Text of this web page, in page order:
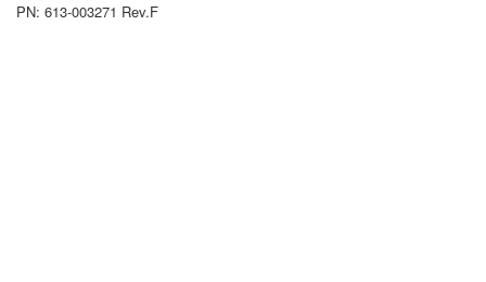
PN: 613-003271 Rev.F